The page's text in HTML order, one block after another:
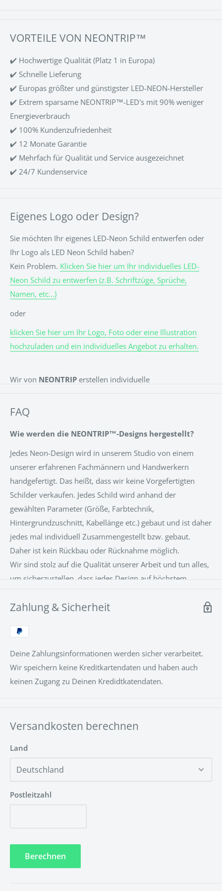
VORTEILE VON NEONTRIP™
✔️ Hochwertige Qualität (Platz 1 in Europa)
✔️ Schnelle Lieferung
✔️ Europas größter und günstigster LED-NEON-Hersteller
✔️ Extrem sparsame NEONTRIP™-LED's mit 90% weniger
Energieverbrauch
✔️ 100% Kundenzufriedenheit
✔️ 12 Monate Garantie
✔️ Mehrfach für Qualität und Service ausgezeichnet
✔️ 24/7 Kundenservice
Eigenes Logo oder Design?
Sie möchten Ihr eigenes LED-Neon Schild entwerfen oder
Ihr Logo als LED Neon Schild haben?
Kein Problem. Klicken Sie hier um Ihr individuelles LED-
Neon Schild zu entwerfen (z.B. Schriftzüge, Sprüche,
Namen, etc...)
oder
klicken Sie hier um Ihr Logo, Foto oder eine Illustration
hochzuladen und ein individuelles Angebot zu erhalten.
Wir von NEONTRIP erstellen individuelle
für eine Hochzeit, einen Geburtstag, ein Event oder einfach
über dem Bett? Alles kein Problem! Vielleicht ein Spruch
zur Motivation im Home-Office? Wir stellen täglich neue
Neon Schilder her und der Kreativität sind keine Grenzen
gesetzt.
Aber auch ein Firmenlogo, der Names eines
Geschäftes oder einem Symbol für ein Restaurant, ein
Büro, eine Praxis und was auch immmer man sich
vorstellen kann ist möglich. Wir
erstellen die hochwertigsten, langlebigsten LED-Neon
Schilder, direkt nach Ihren Vorstellungen, her .
FAQ
Wie werden die NEONTRIP™-Designs hergestellt?
Jedes Neon-Design wird in unserem Studio von einem
unserer erfahrenen Fachmännern und Handwerkern
handgefertigt. Das heißt, dass wir keine Vorgefertigten
Schilder verkaufen. Jedes Schild wird anhand der
gewählten Parameter (Größe, Farbtechnik,
Hintergrundzuschnitt, Kabellänge etc.) gebaut und ist daher
jedes mal individuell Zusammengestellt bzw. gebaut.
Daher ist kein Rückbau oder Rücknahme möglich.
Wir sind stolz auf die Qualität unserer Arbeit und tun alles,
um sicherzustellen, dass jedes Design auf höchstem
aus einer patentierten LED-Neon-Flex-Technologie mit
Installation zum Kinderspiel macht.
Kann ich die Installation selber durchführen?
Schrauben, Klebestreifen oder Hängeschnur anbringen.
Hier ist eine Montageanleitung
https://www.neontrip.de/apps/help-center#montage
Muss das LED-NEON Schild gewartet werden?
Zahlung & Sicherheit
Deine Zahlungsinformationen werden sicher verarbeitet.
Wir speichern keine Kreditkartendaten und haben auch
keinen Zugang zu Deinen Kredidtkatendaten.
Versandkosten berechnen
Land
Postleitzahl
Berechnen